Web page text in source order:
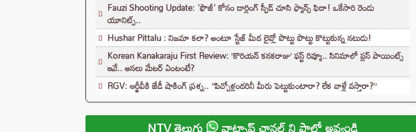
Fauzi Shooting Update: 'ఫౌజీ' కోసం డార్లింగ్ స్పీడ్ చూసి ఫ్యాన్స్ ఫిదా! ఒకేసారి రెండు
యూనిట్స్..
Hushar Pittalu : నిజమా కలా? అంటూ స్టేజ్ మీద లైవ్లో పొట్టు పొట్టు కొట్టుకున్న నటుడు!
Korean Kanakaraju First Review: ‘కొరియన్ కనకరాజు’ ఫస్ట్ రివ్యూ.. సినిమాలో ప్లస్ పాయింట్స్
ఇవే.. అసలు మేటర్ ఏంటంటే?
RGV: ఆర్జీవీకి జేడీ షాకింగ్ ప్రశ్న.. “పిచ్చోళ్లందరినీ మీరు పెట్టుకుంటారా? లేక వాళ్లే వస్తారా?”